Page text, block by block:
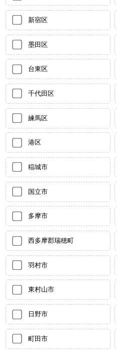
新宿区
墨田区
台東区
千代田区
練馬区
港区
稲城市
国立市
多摩市
西多摩郡瑞穂町
羽村市
東村山市
日野市
町田市